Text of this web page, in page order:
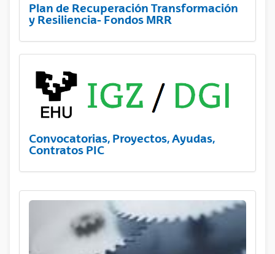
Plan de Recuperación Transformación
y Resiliencia- Fondos MRR
Convocatorias, Proyectos, Ayudas,
Contratos PIC